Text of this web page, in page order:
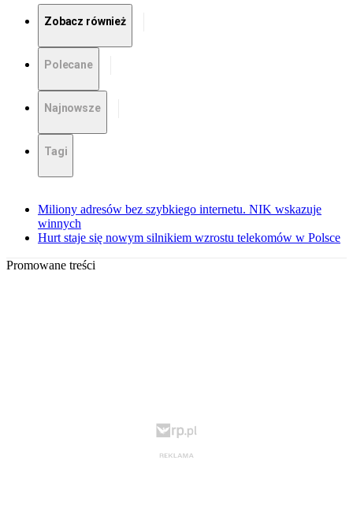
Zobacz również
Polecane
Najnowsze
Tagi
Miliony adresów bez szybkiego internetu. NIK wskazuje
winnych
Hurt staje się nowym silnikiem wzrostu telekomów w Polsce
Promowane treści